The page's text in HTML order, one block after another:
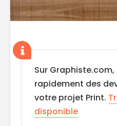
Sur Graphiste.com,
rapidement des
votre projet Print.
disponible